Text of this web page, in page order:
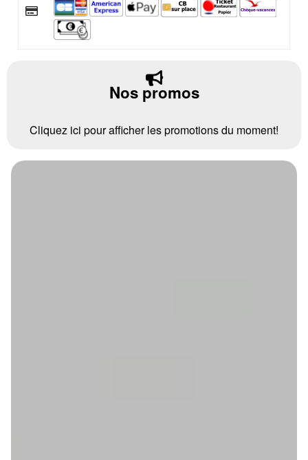
Nos promos
Cliquez ici pour afficher les promotions du moment!